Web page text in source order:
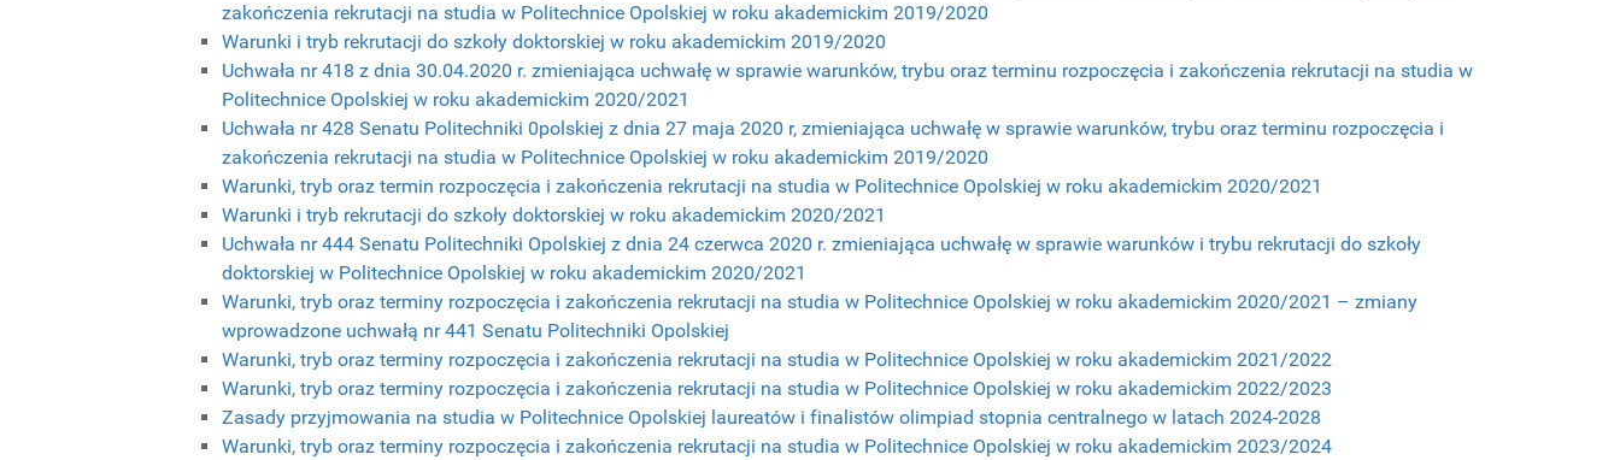
zakończenia rekrutacji na studia w Politechnice Opolskiej w roku akademickim 2019/2020
Warunki i tryb rekrutacji do szkoły doktorskiej w roku akademickim 2019/2020
Uchwała nr 418 z dnia 30.04.2020 r. zmieniająca uchwałę w sprawie warunków, trybu oraz terminu rozpoczęcia i zakończenia rekrutacji na studia w
Politechnice Opolskiej w roku akademickim 2020/2021
Uchwała nr 428 Senatu Politechniki 0polskiej z dnia 27 maja 2020 r, zmieniająca uchwałę w sprawie warunków, trybu oraz terminu rozpoczęcia i
zakończenia rekrutacji na studia w Politechnice Opolskiej w roku akademickim 2019/2020
Warunki, tryb oraz termin rozpoczęcia i zakończenia rekrutacji na studia w Politechnice Opolskiej w roku akademickim 2020/2021
Warunki i tryb rekrutacji do szkoły doktorskiej w roku akademickim 2020/2021
Uchwała nr 444 Senatu Politechniki Opolskiej z dnia 24 czerwca 2020 r. zmieniająca uchwałę w sprawie warunków i trybu rekrutacji do szkoły
doktorskiej w Politechnice Opolskiej w roku akademickim 2020/2021
Warunki, tryb oraz terminy rozpoczęcia i zakończenia rekrutacji na studia w Politechnice Opolskiej w roku akademickim 2020/2021 – zmiany
wprowadzone uchwałą nr 441 Senatu Politechniki Opolskiej
Warunki, tryb oraz terminy rozpoczęcia i zakończenia rekrutacji na studia w Politechnice Opolskiej w roku akademickim 2021/2022
Warunki, tryb oraz terminy rozpoczęcia i zakończenia rekrutacji na studia w Politechnice Opolskiej w roku akademickim 2022/2023
Zasady przyjmowania na studia w Politechnice Opolskiej laureatów i finalistów olimpiad stopnia centralnego w latach 2024-2028
Warunki, tryb oraz terminy rozpoczęcia i zakończenia rekrutacji na studia w Politechnice Opolskiej w roku akademickim 2023/2024